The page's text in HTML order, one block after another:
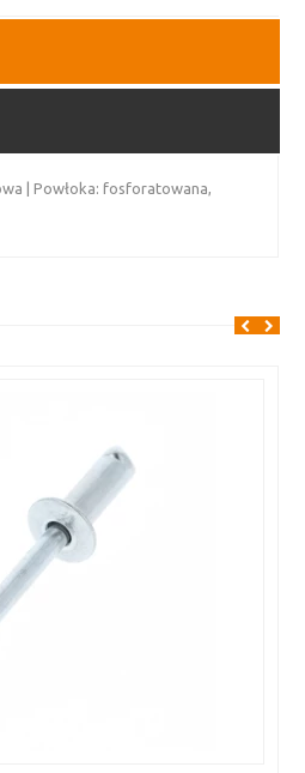
| Powłoka: fosforatowana,